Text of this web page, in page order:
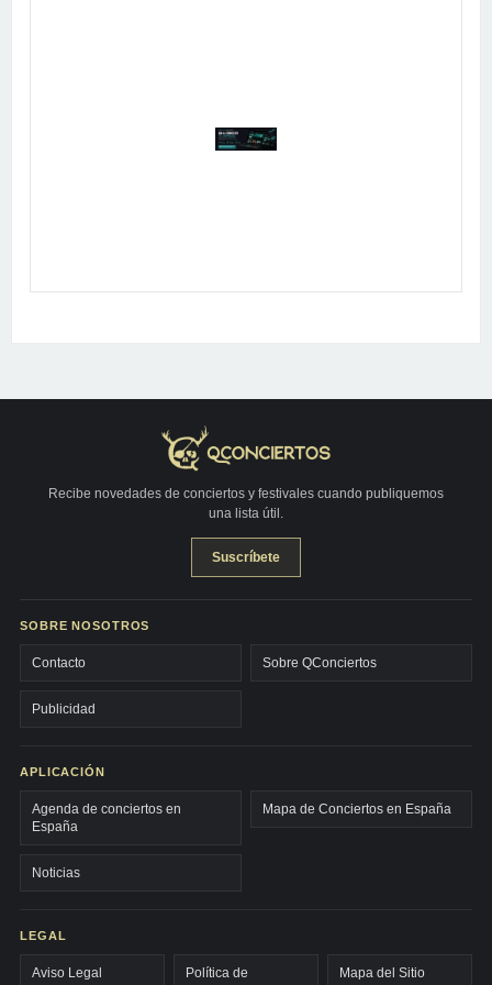
Publicidad
Recibe novedades de conciertos y festivales cuando publiquemos
una lista útil.
Suscríbete
SOBRE NOSOTROS
Contacto Sobre QConciertos
Publicidad
APLICACIÓN
Agenda de conciertos en
España
Mapa de Conciertos en España
Noticias
LEGAL
Aviso Legal
Política de
Mapa del Sitio